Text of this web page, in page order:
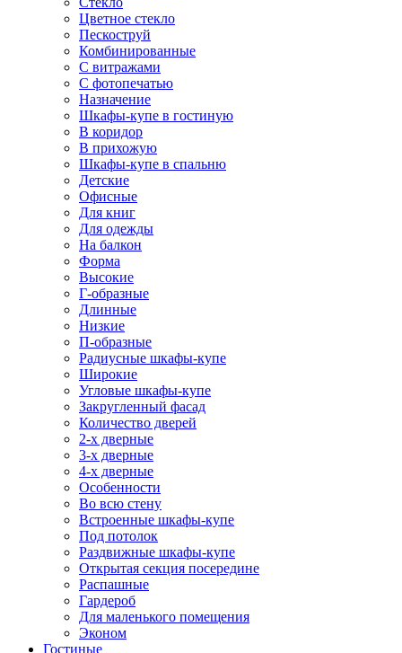
Цветное стекло
Пескоструй
Комбинированные
С витражами
С фотопечатью
Назначение
Шкафы-купе в гостиную
В коридор
В прихожую
Шкафы-купе в спальню
Детские
Офисные
Для книг
Для одежды
На балкон
Форма
Высокие
Г-образные
Длинные
Низкие
П-образные
Радиусные шкафы-купе
Широкие
Угловые шкафы-купе
Закругленный фасад
Количество дверей
2-х дверные
3-х дверные
4-х дверные
Особенности
Во всю стену
Встроенные шкафы-купе
Под потолок
Раздвижные шкафы-купе
Открытая секция посередине
Распашные
Гардероб
Для маленького помещения
Эконом
Гостиные